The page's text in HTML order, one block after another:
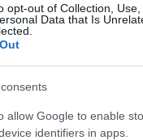
opt-out of Collection,
Data that Is
allow Google to enable
identifiers in apps.